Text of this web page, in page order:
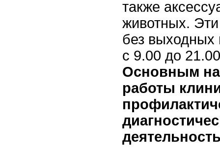
также
животных.
без выходных
с 9.00 до
Основным
работы